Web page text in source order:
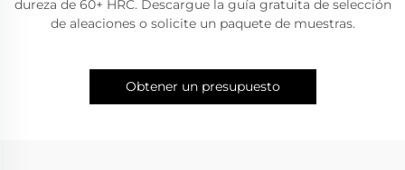
dureza de 60+ HRC. Descargue la guía gratuita de selección
de aleaciones o solicite un paquete de muestras.
Obtener un presupuesto